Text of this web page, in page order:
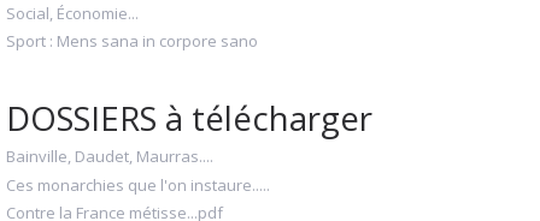
Social, Économie...
Sport : Mens sana in corpore sano
DOSSIERS à télécharger
Bainville, Daudet, Maurras....
Ces monarchies que l'on instaure.....
Contre la France métisse...pdf